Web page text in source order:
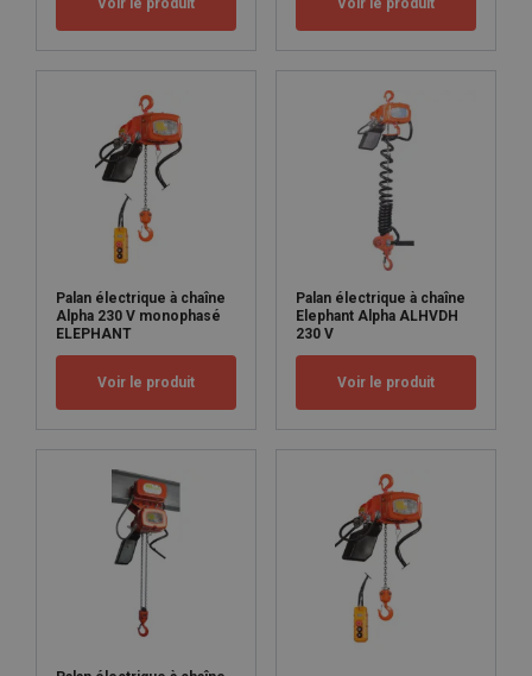
Voir le produit Voir le produit
Palan électrique à chaîne
Alpha 230 V monophasé
ELEPHANT
Voir le produit
Palan électrique à chaîne
Elephant Alpha ALHVDH
230 V
Voir le produit